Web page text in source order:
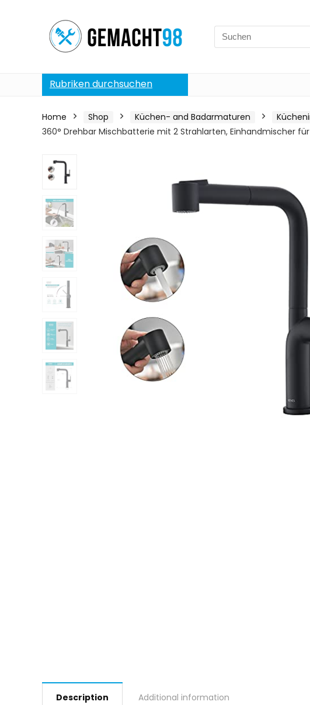
Search
for:
Rubriken durchsuchen
Home Shop Küchen- and Badarmaturen
360° Drehbar Mischbatterie mit 2 Strahlarten, Einhandmischer
Description Additional information